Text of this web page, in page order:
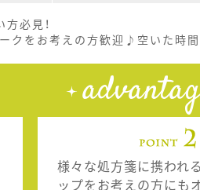
必見！
クをお考えの方歓迎♪空いた時
様々な処方箋に携われ
ップをお考えの方にも